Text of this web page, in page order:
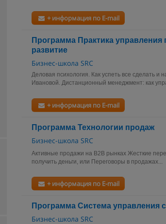
+ информация по E-mail
Программа Практика
развитие
Бизнес-школа SRC
Деловая психология. Как успеть все сделать и
Ивановой. Дистанционный менеджмент: как
+ информация по E-mail
Программа Технологии продаж
Бизнес-школа SRC
Активные продажи на B2B рынках Жесткие
получить деньги, или Переговоры в продажах...
+ информация по E-mail
Программа Система управления
Бизнес-школа SRC